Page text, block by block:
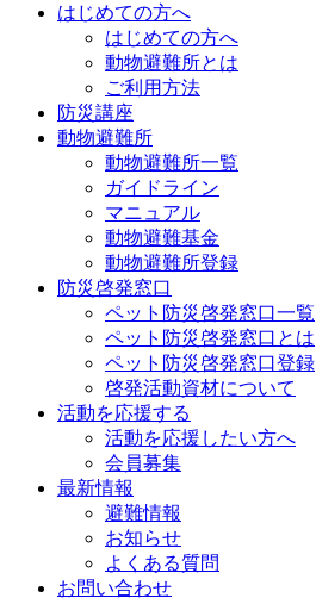
はじめての方へ
はじめての方へ
動物避難所とは
ご利用方法
防災講座
動物避難所
動物避難所一覧
ガイドライン
マニュアル
動物避難基金
動物避難所登録
防災啓発窓口
ペット防災啓発窓口一覧
ペット防災啓発窓口とは
ペット防災啓発窓口登録
啓発活動資材について
活動を応援する
活動を応援したい方へ
会員募集
最新情報
避難情報
お知らせ
よくある質問
お問い合わせ